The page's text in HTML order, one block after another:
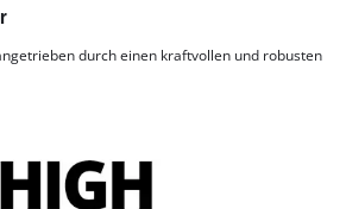
durch einen kraftvollen und robusten